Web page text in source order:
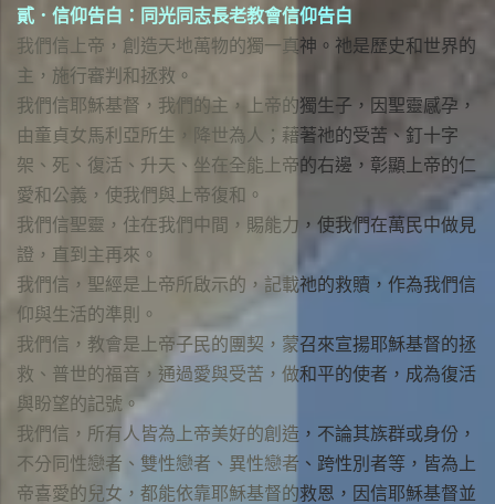
貳．信仰告白：同光同志長老教會信仰告白
我們信上帝，創造天地萬物的獨一真神。祂是歷史和世界的
主，施行審判和拯救。
我們信耶穌基督，我們的主，上帝的獨生子，因聖靈感孕，
由童貞女馬利亞所生，降世為人；藉著祂的受苦、釘十字
架、死、復活、升天、坐在全能上帝的右邊，彰顯上帝的仁
愛和公義，使我們與上帝復和。
我們信聖靈，住在我們中間，賜能力，使我們在萬民中做見
證，直到主再來。
我們信，聖經是上帝所啟示的，記載祂的救贖，作為我們信
仰與生活的準則。
我們信，教會是上帝子民的團契，蒙召來宣揚耶穌基督的拯
救、普世的福音，通過愛與受苦，做和平的使者，成為復活
與盼望的記號。
我們信，所有人皆為上帝美好的創造，不論其族群或身份，
不分同性戀者、雙性戀者、異性戀者、跨性別者等，皆為上
帝喜愛的兒女，都能依靠耶穌基督的救恩，因信耶穌基督並